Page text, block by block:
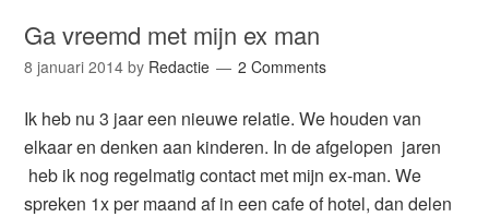
Ga vreemd met mijn ex man
8 januari 2014 by Redactie 2 Comments
Ik heb nu 3 jaar een nieuwe relatie. We houden van
elkaar en denken aan kinderen. In de afgelopen jaren
heb ik nog regelmatig contact met mijn ex-man. We
spreken 1x per maand af in een cafe of hotel, dan delen